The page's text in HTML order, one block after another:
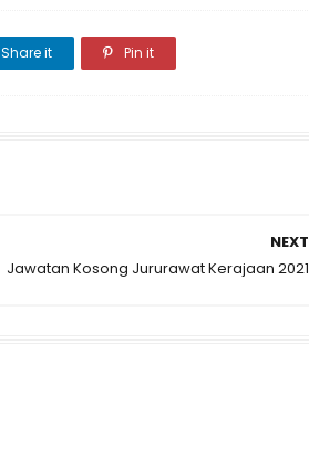
Share it Pin it
NEXT
Jawatan Kosong Jururawat Kerajaan 2021